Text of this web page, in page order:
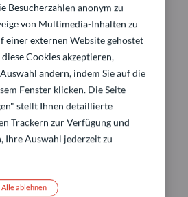
Besucherzahlen anonym zu
von Multimedia-Inhalten zu
einer externen Website gehostet
Cookies akzeptieren,
ändern, indem Sie auf die
Fenster klicken. Die Seite
stellt Ihnen detaillierte
Trackern zur Verfügung und
Ihre Auswahl jederzeit zu
Alle ablehnen